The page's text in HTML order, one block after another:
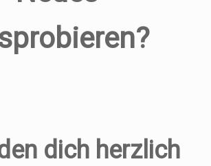
dich herzlich